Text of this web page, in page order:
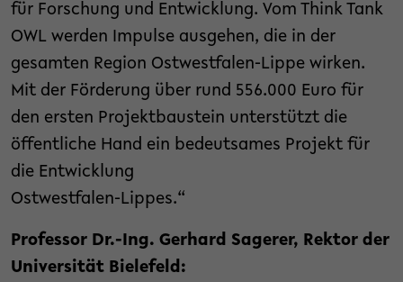
für Forschung und Entwicklung. Vom Think Tank
OWL werden Impulse ausgehen, die in der
gesamten Region Ostwestfalen-Lippe wirken.
Mit der Förderung über rund 556.000 Euro für
den ersten Projektbaustein unterstützt die
öffentliche Hand ein bedeutsames Projekt für
die Entwicklung
Ostwestfalen-Lippes.“
Professor Dr.-Ing. Gerhard Sagerer, Rektor der
Universität Bielefeld: